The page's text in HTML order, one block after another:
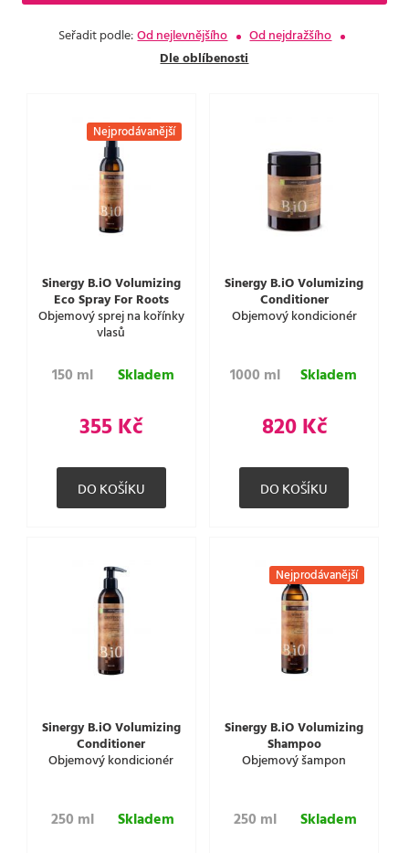
Seřadit podle:Od nejlevnějšího
Od nejdražšího
Dle oblíbenosti
Nejprodávanější
Sinergy B.iO Volumizing
Eco Spray For Roots
Objemový sprej na kořínky
vlasů
150 ml Skladem
355 Kč
Sinergy B.iO Volumizing
Conditioner
Objemový kondicionér
1000 ml Skladem
820 Kč
Sinergy B.iO Volumizing
Conditioner
Objemový kondicionér
250 ml Skladem
Nejprodávanější
Sinergy B.iO Volumizing
Shampoo
Objemový šampon
250 ml Skladem